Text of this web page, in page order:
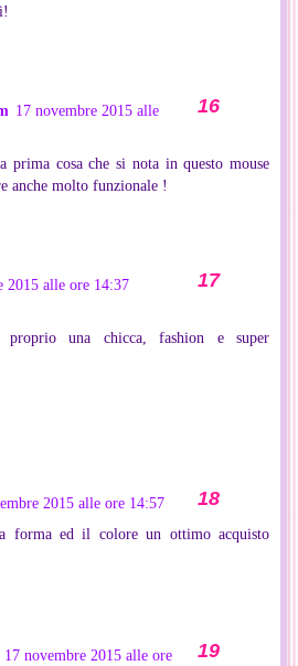
17 novembre 2015 alle
prima cosa che si nota in questo mouse
anche molto funzionale !
2015 alle ore 14:37
proprio una chicca, fashion e super
2015 alle ore 14:57
forma ed il colore un ottimo acquisto
17 novembre 2015 alle ore